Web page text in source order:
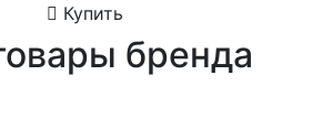
Купить
бренда